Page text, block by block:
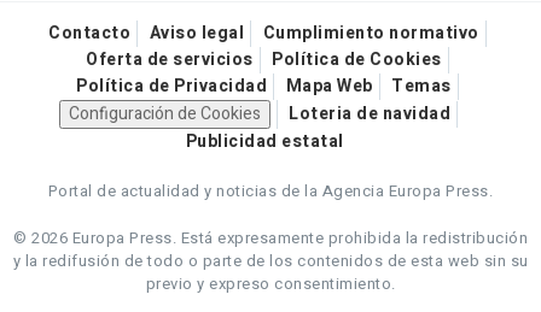
Contacto Aviso legal
Cumplimiento normativo
Oferta de servicios
Política de Cookies
Política de Privacidad
Mapa Web
Temas
Configuración de Cookies
Loteria de navidad
Publicidad estatal
Portal de actualidad y noticias de la Agencia Europa Press.
© 2026 Europa Press. Está expresamente prohibida la redistribución
y la redifusión de todo o parte de los contenidos de esta web sin su
previo y expreso consentimiento.